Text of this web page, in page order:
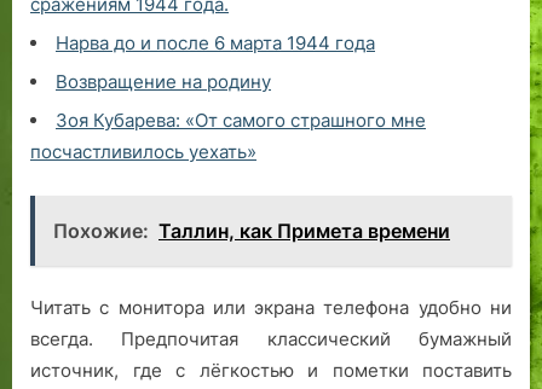
сражениям 1944 года.
Нарва до и после 6 марта 1944 года
Возвращение на родину
Зоя Кубарева: «От самого страшного мне
посчастливилось уехать»
Похожие: Таллин, как Примета времени
Читать с монитора или экрана телефона удобно ни
всегда. Предпочитая классический бумажный
источник, где с лёгкостью и пометки поставить